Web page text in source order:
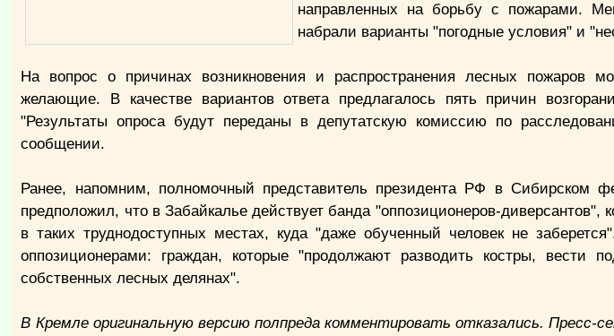
направленных на борьбу с пожарами.
набрали варианты "погодные условия" и
На вопрос о причинах возникновения и распространения лесных пожаров
желающие. В качестве вариантов ответа предлагалось пять причин
"Результаты опроса будут переданы в депутатскую комиссию по
сообщении.
Ранее, напомним, полномочный представитель президента РФ в Сибирском
предположил, что в Забайкалье действует банда "оппозиционеров-диверсантов",
в таких труднодоступных местах, куда "даже обученный человек не
оппозиционерами: граждан, которые "продолжают разводить костры, вести
собственных лесных делянах".
В Кремле оригинальную версию полпреда комментировать отказались. Пресс-